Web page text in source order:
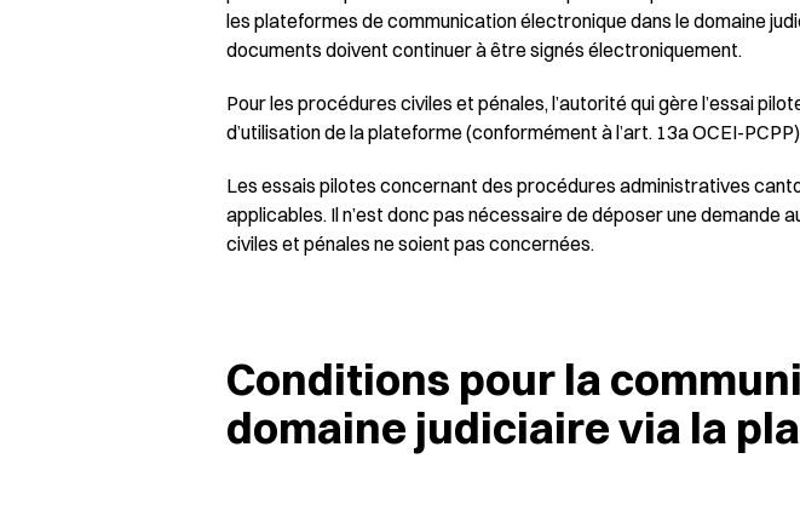
les plateformes de communication électronique dans le domaine
documents doivent continuer à être signés électroniquement.
Pour les procédures civiles et pénales, l’autorité qui gère l’essai
d’utilisation de la plateforme (conformément à l’art. 13a OCEI-
Les essais pilotes concernant des procédures administratives
applicables. Il n’est donc pas nécessaire de déposer une demande
civiles et pénales ne soient pas concernées.
Conditions pour la
domaine judiciaire via la